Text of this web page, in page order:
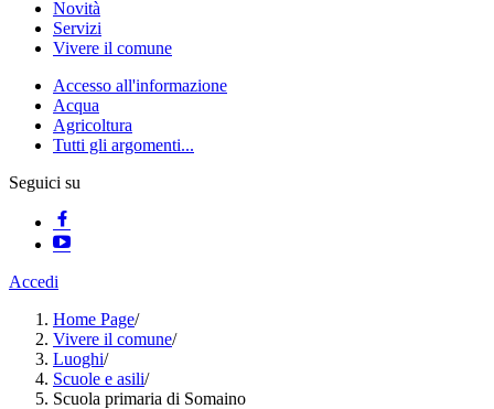
Novità
Servizi
Vivere il comune
Accesso all'informazione
Acqua
Agricoltura
Tutti gli argomenti...
Seguici su
Accedi
Home Page/
Vivere il comune/
Luoghi/
Scuole e asili/
Scuola primaria di Somaino